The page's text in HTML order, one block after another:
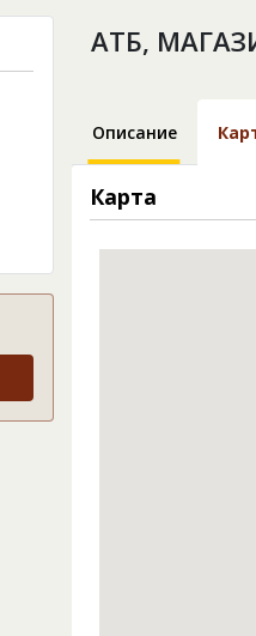
АТБ,
Описание
Карта